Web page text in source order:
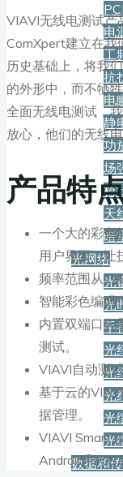
电
工
抗
电
静
功
场
梳
天
暗
光网络
光
光
手
光
光
光
光
光
数据和
VIAVI无线电测试产
ComXpert建立在我
历史基础上，将我
的外形中，而不牺
全面无线电测试，
放心，他们的无线
产品特
一个大的彩色
用户界面，让
频率范围从
智能彩色编码
内置双端口矢
测试。
VIAVI自动测
基于云的
据管理。
VIAVI Smart
Android和iOS